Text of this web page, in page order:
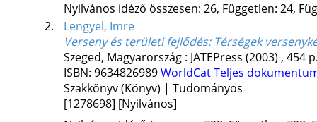
Nyilvános idéző összesen: 26, Független: 24,
2.
Lengyel, Imre
Verseny és területi fejlődés: Térségek
Szeged, Magyarország : JATEPress (2003) , 454
ISBN: 9634826989WorldCatTeljes
Szakkönyv (Könyv) | Tudományos
[1278698] [Nyilvános]